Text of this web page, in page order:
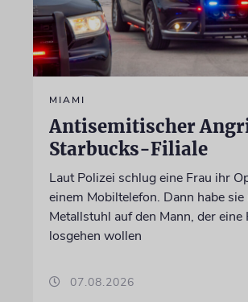
MIAMI
Antisemitischer
Starbucks-Filiale
Laut Polizei schlug eine Frau ihr
einem Mobiltelefon. Dann habe
Metallstuhl auf den Mann, der eine
losgehen wollen
07.08.2026